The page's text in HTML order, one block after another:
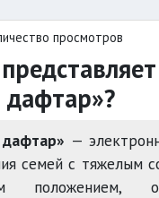
просмотров
—
семей с тяжелым
положением,